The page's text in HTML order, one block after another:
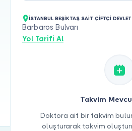
İSTANBUL BEŞİKTAŞ SAİT ÇİFTÇİ
Barbaros Bulvarı
Yol Tarifi Al
Takvim
Doktora ait bir takvim
oluşturarak takvim